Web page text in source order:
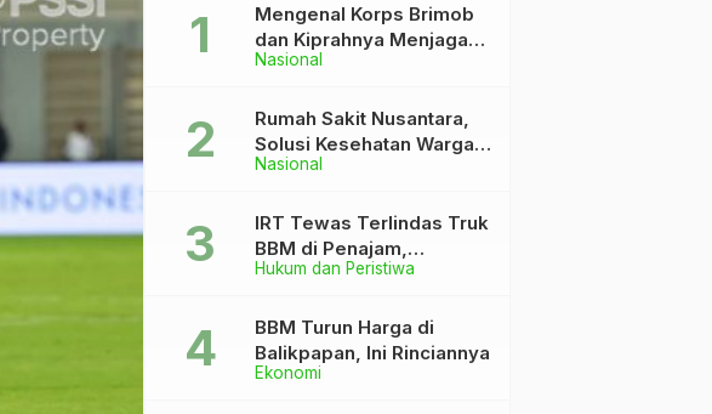
Nasional
Mengenal Korps Brimob
dan Kiprahnya Menjaga
Keutuhan NKRI
Nasional
Rumah Sakit Nusantara,
Solusi Kesehatan Warga
Dekat IKN
Hukum dan Peristiwa
IRT Tewas Terlindas Truk
BBM di Penajam,
Anaknya Patah Kaki
Ekonomi
BBM Turun Harga di
Balikpapan, Ini Rinciannya